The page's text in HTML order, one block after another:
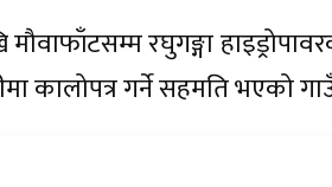
रघुगङ्गा
कालोपत्र गर्ने सहमति भएको